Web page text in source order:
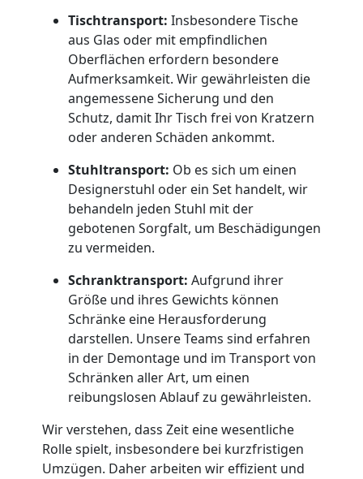
Tischtransport: Insbesondere Tische
aus Glas oder mit empfindlichen
Oberflächen erfordern besondere
Aufmerksamkeit. Wir gewährleisten die
angemessene Sicherung und den
Schutz, damit Ihr Tisch frei von Kratzern
oder anderen Schäden ankommt.
Stuhltransport: Ob es sich um einen
Designerstuhl oder ein Set handelt, wir
behandeln jeden Stuhl mit der
gebotenen Sorgfalt, um Beschädigungen
zu vermeiden.
Schranktransport: Aufgrund ihrer
Größe und ihres Gewichts können
Schränke eine Herausforderung
darstellen. Unsere Teams sind erfahren
in der Demontage und im Transport von
Schränken aller Art, um einen
reibungslosen Ablauf zu gewährleisten.
Wir verstehen, dass Zeit eine wesentliche
Rolle spielt, insbesondere bei kurzfristigen
Umzügen. Daher arbeiten wir effizient und
Full-
Service-
Umzug
Dornbirn
Qualitäts-
Umzüge
Dornbirn
Vereinsumzug
Dornbirn
Anfrage